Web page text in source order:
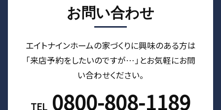
お問い合わせ
エイトナインホームの家づくりに興味のある⽅は
「来店予約をしたいのですが…」とお気軽にお問
い合わせください。
TEL 0800-808-1189